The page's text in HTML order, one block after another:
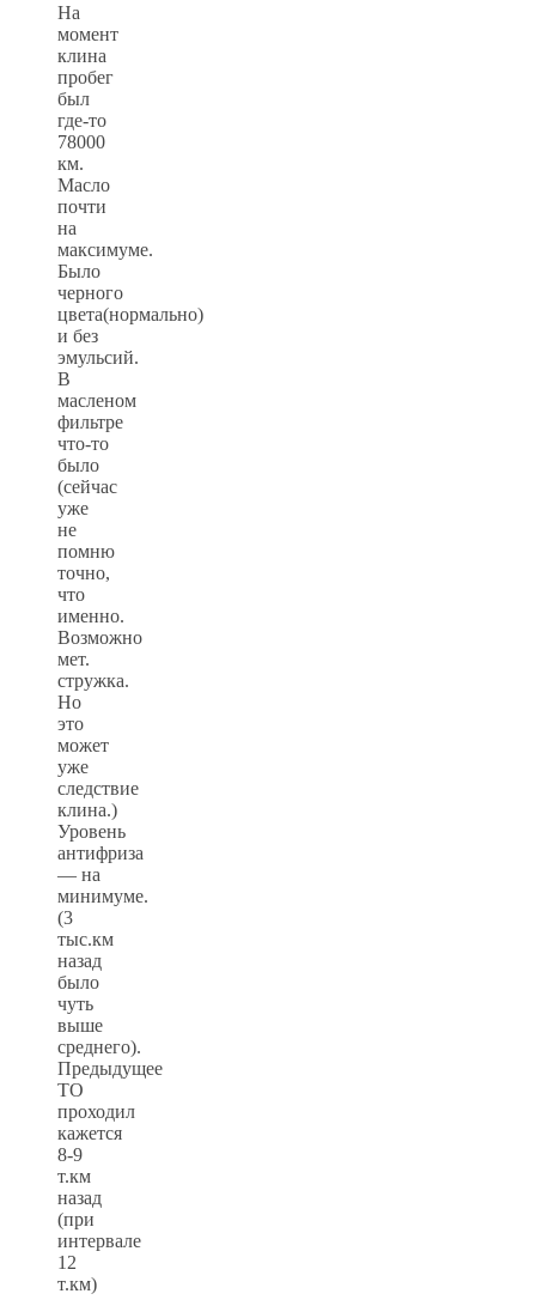
На
момент
клина
пробег
был
где-то
78000
км.
Масло
почти
на
максимуме.
Было
черного
цвета(нормально)
и без
эмульсий.
В
масленом
фильтре
что-то
было
(сейчас
уже
не
помню
точно,
что
именно.
Возможно
мет.
стружка.
Но
это
может
уже
следствие
клина.)
Уровень
антифриза
— на
минимуме.
(3
тыс.км
назад
было
чуть
выше
среднего).
Предыдущее
ТО
проходил
кажется
8-9
т.км
назад
(при
интервале
12
т.км)